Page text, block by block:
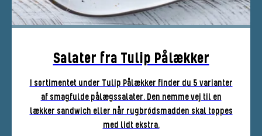
Salater fra Tulip Pålækker
I sortimentet under Tulip Pålækker finder du 5 varianter
af smagfulde pålægssalater. Den nemme vej til en
lækker sandwich eller når rugbrødsmadden skal toppes
med lidt ekstra.